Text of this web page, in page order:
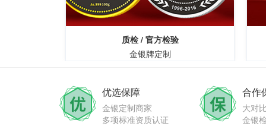
质检 / 官方检验
金银牌定制
优选保障
金银定制商家
多项标准资质认证
合作
大对
金银